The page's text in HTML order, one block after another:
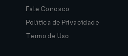
Fale Conosco
Política de Privacidade
Termo de Uso